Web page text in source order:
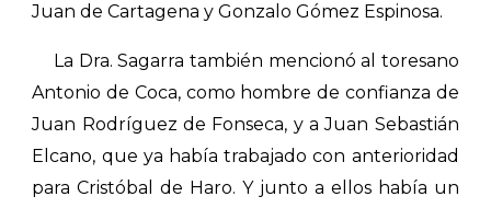
Juan de Cartagena y Gonzalo Gómez Espinosa.
La Dra. Sagarra también mencionó al toresano
Antonio de Coca, como hombre de confianza de
Juan Rodríguez de Fonseca, y a Juan Sebastián
Elcano, que ya había trabajado con anterioridad
para Cristóbal de Haro. Y junto a ellos había un